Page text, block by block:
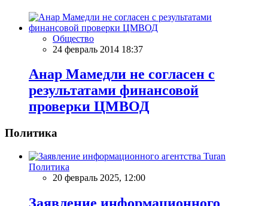
Общество
24 февраль 2014 18:37
Анар Мамедли не согласен с
результатами финансовой
проверки ЦМВОД
Политика
Политика
20 февраль 2025, 12:00